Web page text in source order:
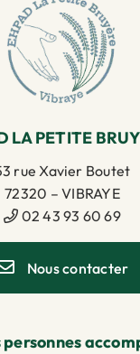
LA PETITE
rue Xavier Boutet
72320 – VIBRAYE
02 43 93 60 69
Nous contacter